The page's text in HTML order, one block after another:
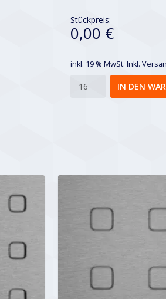
Stückpreis:
0,00 €
inkl. 19 % MwSt. Inkl.
Qsg
IN DEN